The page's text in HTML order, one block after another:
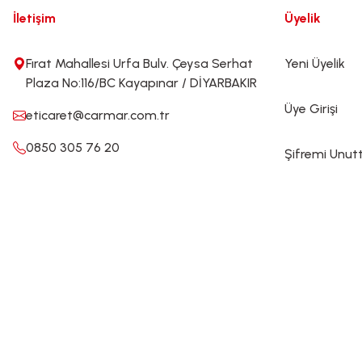
İletişim
Fırat Mahallesi Urfa Bulv. Çeysa Serhat
Plaza No:116/BC Kayapınar / DİYARBAKIR
eticaret@carmar.com.tr
0850 305 76 20
Üyelik
Yeni Üyelik
Üye Girişi
Şifremi